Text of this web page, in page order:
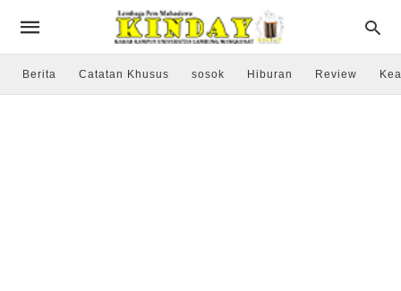
Berita Catatan Khusus sosok Hiburan Review